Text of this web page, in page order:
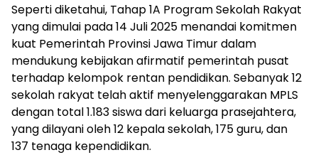
Seperti diketahui, Tahap 1A Program Sekolah Rakyat
yang dimulai pada 14 Juli 2025 menandai komitmen
kuat Pemerintah Provinsi Jawa Timur dalam
mendukung kebijakan afirmatif pemerintah pusat
terhadap kelompok rentan pendidikan. Sebanyak 12
sekolah rakyat telah aktif menyelenggarakan MPLS
dengan total 1.183 siswa dari keluarga prasejahtera,
yang dilayani oleh 12 kepala sekolah, 175 guru, dan
137 tenaga kependidikan.